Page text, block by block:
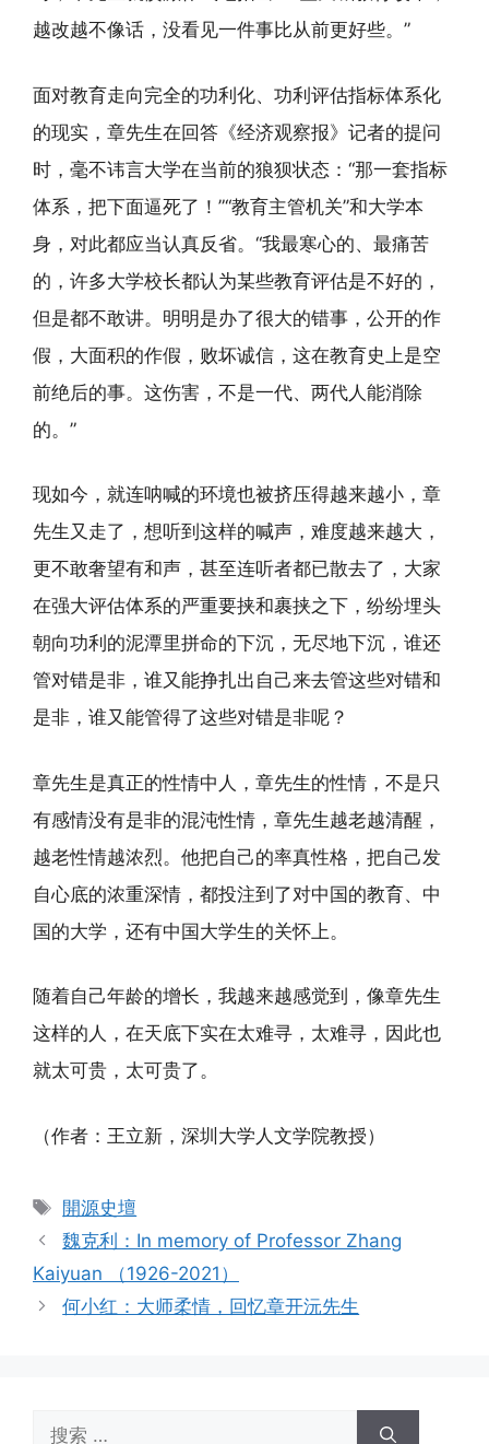
越改越不像话，没看见一件事比从前更好些。”
面对教育走向完全的功利化、功利评估指标体系化
的现实，章先生在回答《经济观察报》记者的提问
时，毫不讳言大学在当前的狼狈状态：“那一套指标
体系，把下面逼死了！”“教育主管机关”和大学本
身，对此都应当认真反省。“我最寒心的、最痛苦
的，许多大学校长都认为某些教育评估是不好的，
但是都不敢讲。明明是办了很大的错事，公开的作
假，大面积的作假，败坏诚信，这在教育史上是空
前绝后的事。这伤害，不是一代、两代人能消除
的。”
现如今，就连呐喊的环境也被挤压得越来越小，章
先生又走了，想听到这样的喊声，难度越来越大，
更不敢奢望有和声，甚至连听者都已散去了，大家
在强大评估体系的严重要挟和裹挟之下，纷纷埋头
朝向功利的泥潭里拼命的下沉，无尽地下沉，谁还
管对错是非，谁又能挣扎出自己来去管这些对错和
是非，谁又能管得了这些对错是非呢？
章先生是真正的性情中人，章先生的性情，不是只
有感情没有是非的混沌性情，章先生越老越清醒，
越老性情越浓烈。他把自己的率真性格，把自己发
自心底的浓重深情，都投注到了对中国的教育、中
国的大学，还有中国大学生的关怀上。
随着自己年龄的增长，我越来越感觉到，像章先生
这样的人，在天底下实在太难寻，太难寻，因此也
就太可贵，太可贵了。
（作者：王立新，深圳大学人文学院教授）
标
签
開源史壇
魏克利：In memory of Professor Zhang
Kaiyuan （1926-2021）
何小红：大师柔情，回忆章开沅先生